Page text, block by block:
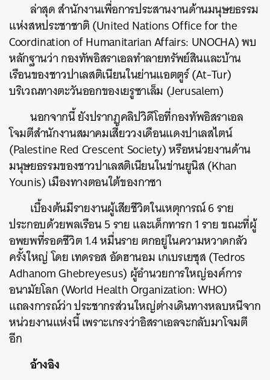
ล่าสุดสำนักงานเพื่อการประสานงานด้านมนุษยธรรม
แห่งสหประชาชาติ (United Nations Office for the
Coordination of Humanitarian Affairs: UNOCHA) พบ
หลักฐานว่า กองทัพอิสราเอลทำลายทรัพย์สินและบ้าน
เรือนของชาวปาเลสติเนียนในย่านแอตตูร์ (At-Tur)
บริเวณทางตะวันออกของเยรูซาเล็ม (Jerusalem)
นอกจากนี้ ยังปรากฏคลิปวิดีโอที่กองทัพอิสราเอล
โจมตีสำนักงานสมาคมเสี้ยววงเดือนแดงปาเลสไตน์
(Palestine Red Crescent Society) หรือหน่วยงานด้าน
มนุษยธรรมของชาวปาเลสติเนียนในข่านยูนิส (Khan
Younis) เมืองทางตอนใต้ของกาซา
เบื้องต้นมีรายงานผู้เสียชีวิตในเหตุการณ์ 6 ราย
ประกอบด้วยพลเรือน 5 ราย และเด็กทารก 1 ราย ขณะที่ผู้
อพยพที่รอดชีวิต 1.4 หมื่นราย ตกอยู่ในความหวาดกลัว
ครั้งใหญ่ โดย เทดรอส อัดฮานอม เกเบรเยซุส (Tedros
Adhanom Ghebreyesus) ผู้อำนวยการใหญ่องค์การ
อนามัยโลก (World Health Organization: WHO)
แถลงการณ์ว่า ประชากรส่วนใหญ่ต่างเดินทางหลบหนีจาก
หน่วยงานแห่งนี้ เพราะเกรงว่าอิสราเอลจะกลับมาโจมตี
อีก
อ้างอิง
ค้นหา
SHARE TWEET LINE EMAIL